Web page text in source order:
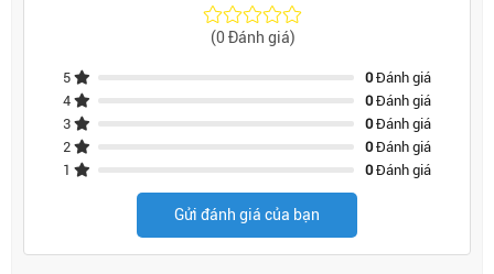
(0 Đánh giá)
5 0Đánh giá
4
0Đánh giá
3
0Đánh giá
2
0Đánh giá
1
0Đánh giá
Gửi đánh giá của bạn